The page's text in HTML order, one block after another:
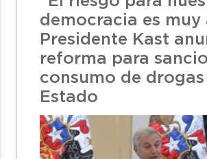
democracia es muy
Presidente Kast
reforma para
consumo de drogas
Estado